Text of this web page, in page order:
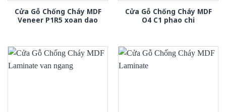
Cửa Gỗ Chống Cháy MDF
Veneer P1R5 xoan dao
Cửa Gỗ Chống Cháy MDF
O4 C1 phao chi